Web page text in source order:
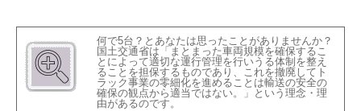
何で5台？とあなたは思ったことがありませんか？
国土交通省は「まとまった車両規模を確保するこ
とによって適切な運行管理を行いうる体制を整え
ることを担保するものであり、これを撤廃してト
ラック事業の零細化を進めることは輸送の安全の
確保の観点から適当ではない。」という理念・理
由があるのです。